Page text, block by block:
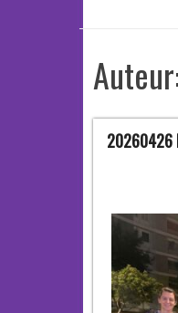
20260426